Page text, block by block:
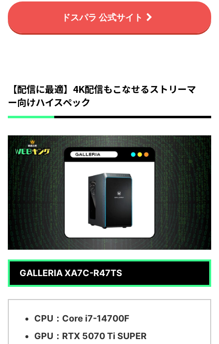
ドスパラ 公式サイト
【配信に最適】4K配信もこなせるストリーマ
ー向けハイスペック
GALLERIA XA7C-R47TS
CPU：Core i7-14700F
GPU：RTX 5070 Ti SUPER